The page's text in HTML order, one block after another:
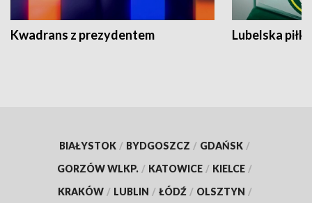
Kwadrans z prezydentem Lubelska piłka
BIAŁYSTOK / BYDGOSZCZ / GDAŃSK /
GORZÓW WLKP. / KATOWICE / KIELCE /
KRAKÓW / LUBLIN / ŁÓDŹ / OLSZTYN /